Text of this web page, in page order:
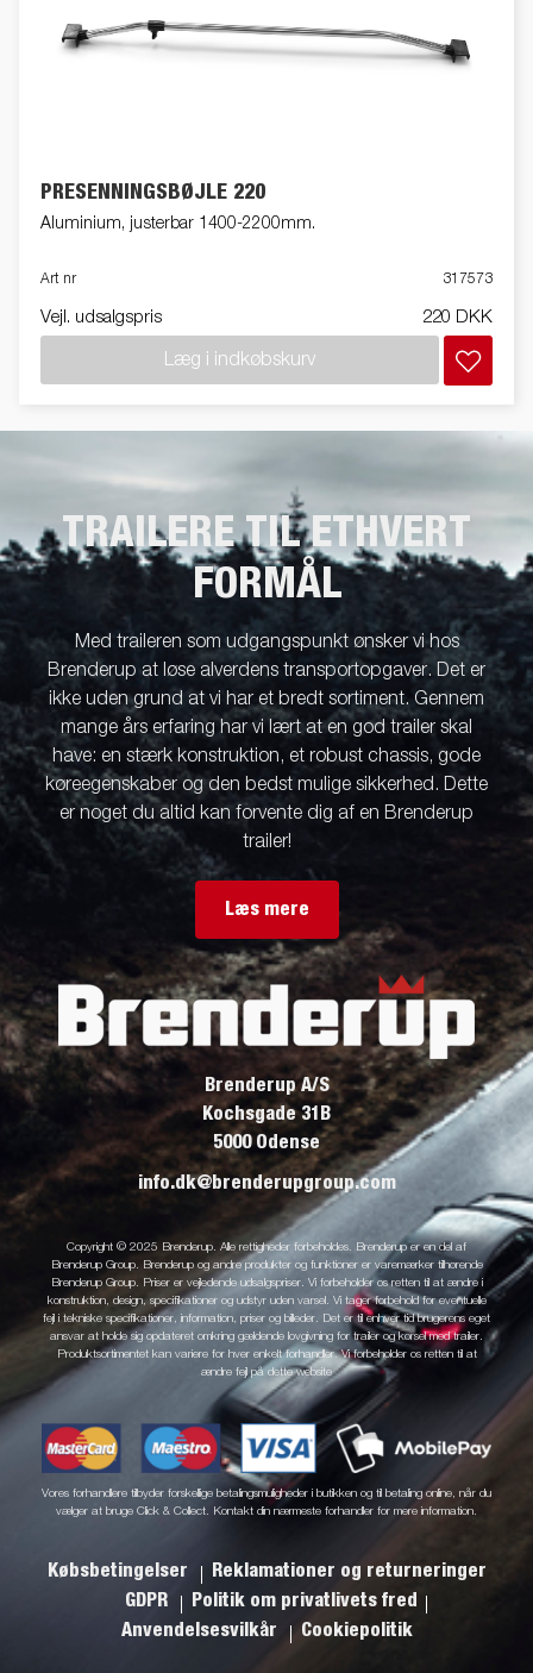
PRESENNINGSBØJLE 220
Aluminium, justerbar 1400-2200mm.
Art nr 317573
Vejl. udsalgspris 220 DKK
Læg i indkøbskurv
TRAILERE TIL ETHVERT
FORMÅL
Med traileren som udgangspunkt ønsker vi hos
Brenderup at løse alverdens transportopgaver. Det er
ikke uden grund at vi har et bredt sortiment. Gennem
mange års erfaring har vi lært at en god trailer skal
have: en stærk konstruktion, et robust chassis, gode
køreegenskaber og den bedst mulige sikkerhed. Dette
er noget du altid kan forvente dig af en Brenderup
trailer!
Læs mere
Brenderup A/S
Kochsgade 31B
5000 Odense
info.dk@brenderupgroup.com
Copyright © 2025 Brenderup. Alle rettigheder forbeholdes. Brenderup er en del af
Brenderup Group. Brenderup og andre produkter og funktioner er varemærker tilhørende
Brenderup Group. Priser er vejledende udsalgspriser. Vi forbeholder os retten til at ændre i
konstruktion, design, specifikationer og udstyr uden varsel. Vi tager forbehold for eventuelle
fejl i tekniske specifikationer, information, priser og billeder. Det er til enhver tid brugerens eget
ansvar at holde sig opdateret omkring gældende lovgivning for trailer og kørsel med trailer.
Produktsortimentet kan variere for hver enkelt forhandler. Vi forbeholder os retten til at
ændre fejl på dette website
Vores forhandlere tilbyder forskellige betalingsmuligheder i butikken og til betaling online, når du
vælger at bruge Click & Collect. Kontakt din nærmeste forhandler for mere information.
Købsbetingelser
Reklamationer og returneringer
GDPR
Politik om privatlivets fred
Anvendelsesvilkår
Cookiepolitik